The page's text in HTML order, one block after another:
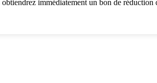
immédiatement un bon de réduction